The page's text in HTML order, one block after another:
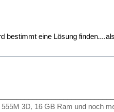
bestimmt eine Lösung
3D, 16 GB Ram und noch